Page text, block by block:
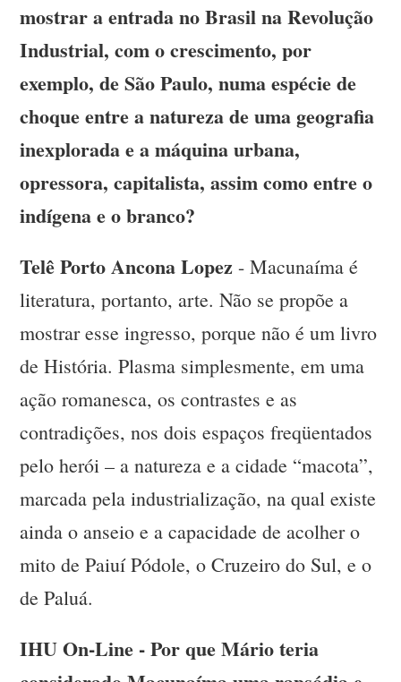
mostrar a entrada no Brasil na Revolução
Industrial, com o crescimento, por
exemplo, de São Paulo, numa espécie de
choque entre a natureza de uma geografia
inexplorada e a máquina urbana,
opressora, capitalista, assim como entre o
indígena e o branco?
Telê Porto Ancona Lopez - Macunaíma é
literatura, portanto, arte. Não se propõe a
mostrar esse ingresso, porque não é um livro
de História. Plasma simplesmente, em uma
ação romanesca, os contrastes e as
contradições, nos dois espaços freqüentados
pelo herói – a natureza e a cidade “macota”,
marcada pela industrialização, na qual existe
ainda o anseio e a capacidade de acolher o
mito de Paiuí Pódole, o Cruzeiro do Sul, e o
de Paluá.
IHU On-Line - Por que Mário teria